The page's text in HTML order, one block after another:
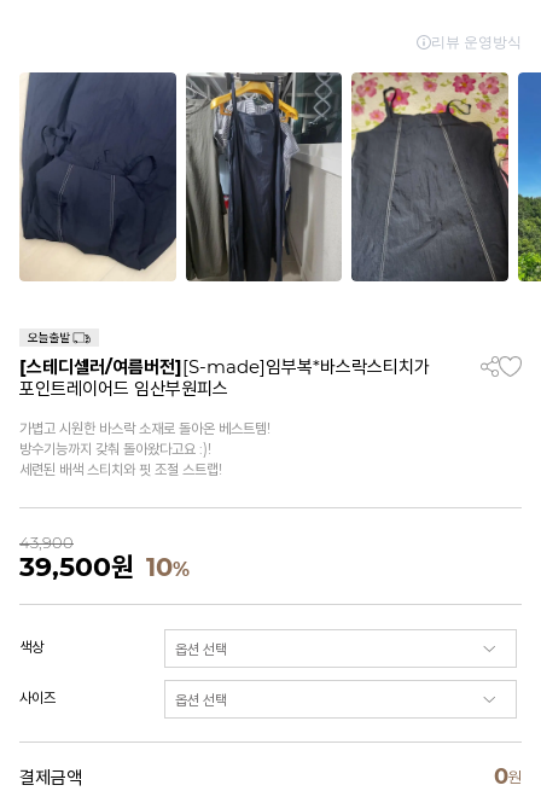
[스테디셀러/여름버전][S-made]임부복*바스락스티치가
포인트레이어드 임산부원피스
가볍고 시원한 바스락 소재로 돌아온 베스트템!
방수기능까지 갖춰 돌아왔다고요 :)!
세련된 배색 스티치와 핏 조절 스트랩!
43,900
39,500원 10%
색상
사이즈
결제금액 0원